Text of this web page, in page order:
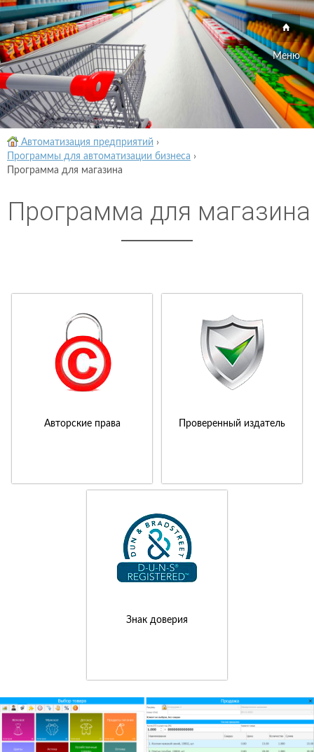
Меню
Автоматизация предприятий ›
Программы для автоматизации бизнеса ›
Программа для магазина
Программа для магазина
Авторские права Проверенный издатель
Знак доверия